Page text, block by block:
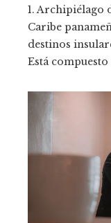
1. Archipiélago
Caribe
destinos
Está